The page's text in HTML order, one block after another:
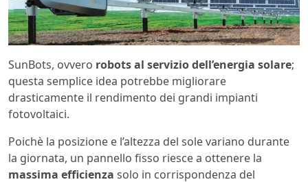
SunBots, ovvero robots al servizio dell’energia solare;
questa semplice idea potrebbe migliorare
drasticamente il rendimento dei grandi impianti
fotovoltaici.
Poichè la posizione e l’altezza del sole variano durante
la giornata, un pannello fisso riesce a ottenere la
massima efficienza solo in corrispondenza del